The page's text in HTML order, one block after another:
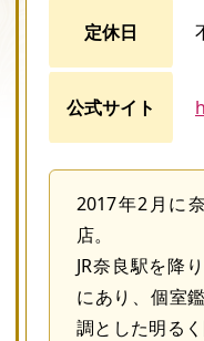
定休日
公式サイト
2017年2月に
店。
JR奈良駅を降
にあり、個室
調とした明る